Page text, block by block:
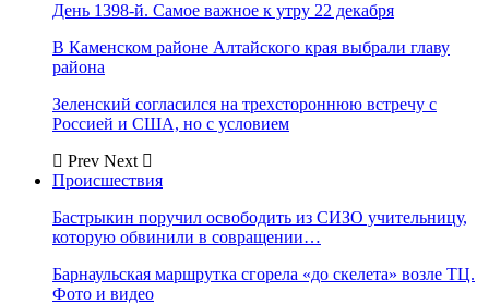
День 1398-й. Самое важное к утру 22 декабря
В Каменском районе Алтайского края выбрали главу
района
Зеленский согласился на трехстороннюю встречу с
Россией и США, но с условием
Prev Next
Происшествия
Бастрыкин поручил освободить из СИЗО учительницу,
которую обвинили в совращении…
Барнаульская маршрутка сгорела «до скелета» возле ТЦ.
Фото и видео